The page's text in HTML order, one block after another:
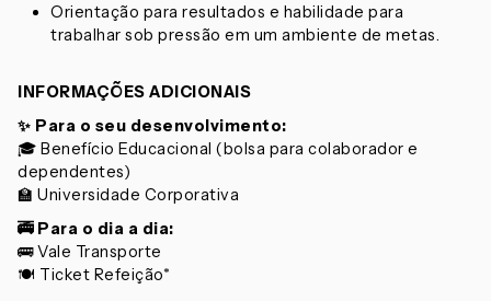
Orientação para resultados e habilidade para
trabalhar sob pressão em um ambiente de metas.
INFORMAÇÕES ADICIONAIS
✨ Para o seu desenvolvimento:
🎓 Benefício Educacional (bolsa para colaborador e
dependentes)
🏫 Universidade Corporativa
🚎Para o dia a dia:
🚌 Vale Transporte
🍽️ Ticket Refeição*